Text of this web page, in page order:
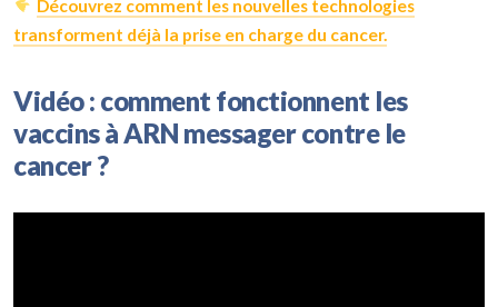
Découvrez comment les nouvelles technologies
transforment déjà la prise en charge du cancer.
Vidéo : comment fonctionnent les
vaccins à ARN messager contre le
cancer ?